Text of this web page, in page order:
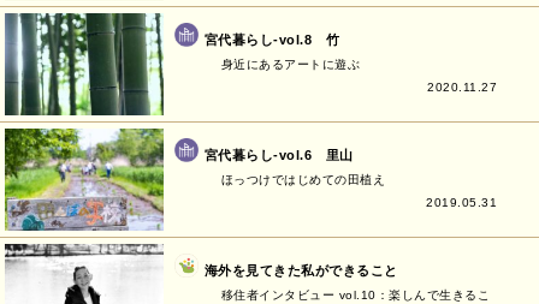
宮代暮らし-vol.8 竹
身近にあるアートに遊ぶ
2020.11.27
宮代暮らし-vol.6 里山
ほっつけではじめての田植え
2019.05.31
海外を見てきた私ができること
移住者インタビュー vol.10：楽しんで生きるこ